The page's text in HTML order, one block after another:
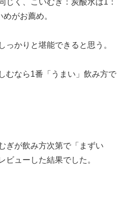
じく、こいむぎ：炭酸水は1：
がお薦め。
っかりと堪能できると思う。
むなら1番「うまい」飲み方で
ぎが飲み方次第で「まずい
ビューした結果でした。